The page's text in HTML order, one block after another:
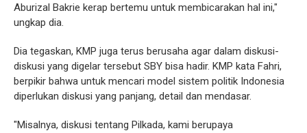
Aburizal Bakrie kerap bertemu untuk membicarakan hal ini,"
ungkap dia.
Dia tegaskan, KMP juga terus berusaha agar dalam diskusi-
diskusi yang digelar tersebut SBY bisa hadir. KMP kata Fahri,
berpikir bahwa untuk mencari model sistem politik Indonesia
diperlukan diskusi yang panjang, detail dan mendasar.
"Misalnya, diskusi tentang Pilkada, kami berupaya